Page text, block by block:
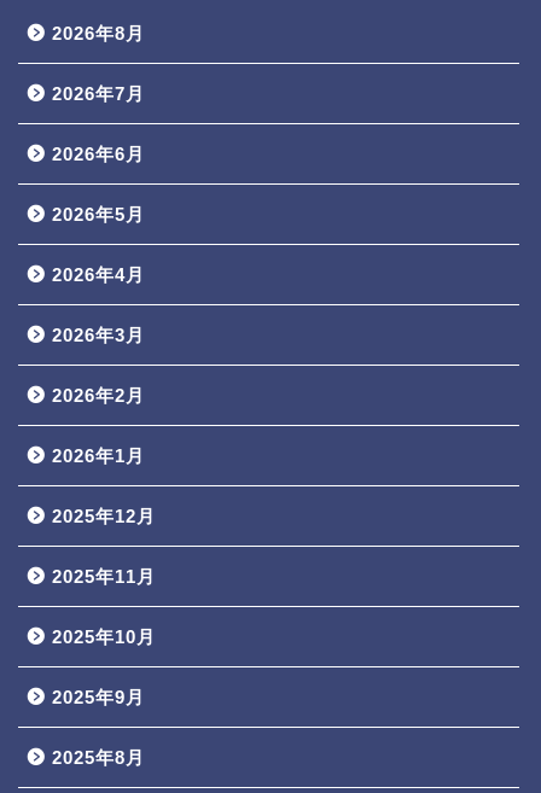
2026年8月
2026年7月
2026年6月
2026年5月
2026年4月
2026年3月
2026年2月
2026年1月
2025年12月
2025年11月
2025年10月
2025年9月
2025年8月